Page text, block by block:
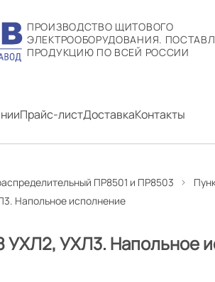
ПРОИЗВОДСТВО ЩИТОВОГО
ЭЛЕКТРООБОРУДОВАНИЯ.
ПРОДУКЦИЮ ПО ВСЕЙ РОССИИ
Прайс-листДоставкаКонтакты
ПР8501 и ПР8503
Напольное исполнение
УХЛ2, УХЛ3. Напольное